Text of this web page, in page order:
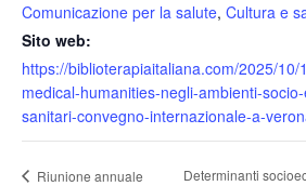
Comunicazione per la salute, Cultura e
Sito web:
https://biblioterapiaitaliana.com/2025/10/
medical-humanities-negli-ambienti-
sanitari-convegno-internazionale-a-
Riunione annuale
Determinanti